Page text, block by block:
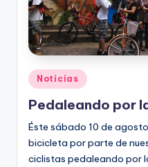
Publicado
en
Noticias
Pedaleando por
Éste sábado 10 de
bicicleta por parte de
ciclistas pedaleando por